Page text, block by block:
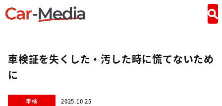
車検証を失くした・汚した時に慌てないため
に
車検 2025.10.25